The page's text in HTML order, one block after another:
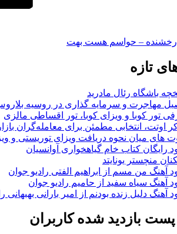
درخشنده – حواسم هست بهت
تازه
باشگاه رئال مادرید
مهاجرت و سرمایه گذاری در روسیه
تور کوبا و ویزای کوبا، تور اقساطی مالزی
اوتت، انتخابی مطمئن برای معامله‌گران
های میان نحوه دریافت ویزای توریستی و
رایگان کتاب خام گیاهخواری آوانسیان
منچستر یونایتد
آهنگ من مسم از ابراهیم الفتی رادیو جوان
آهنگ سیاه سفید از حامیم رادیو جوان
آهنگ دلیل زنده بودنم از امیر بارانی بهبهانی
پست بازدید شده کاربران